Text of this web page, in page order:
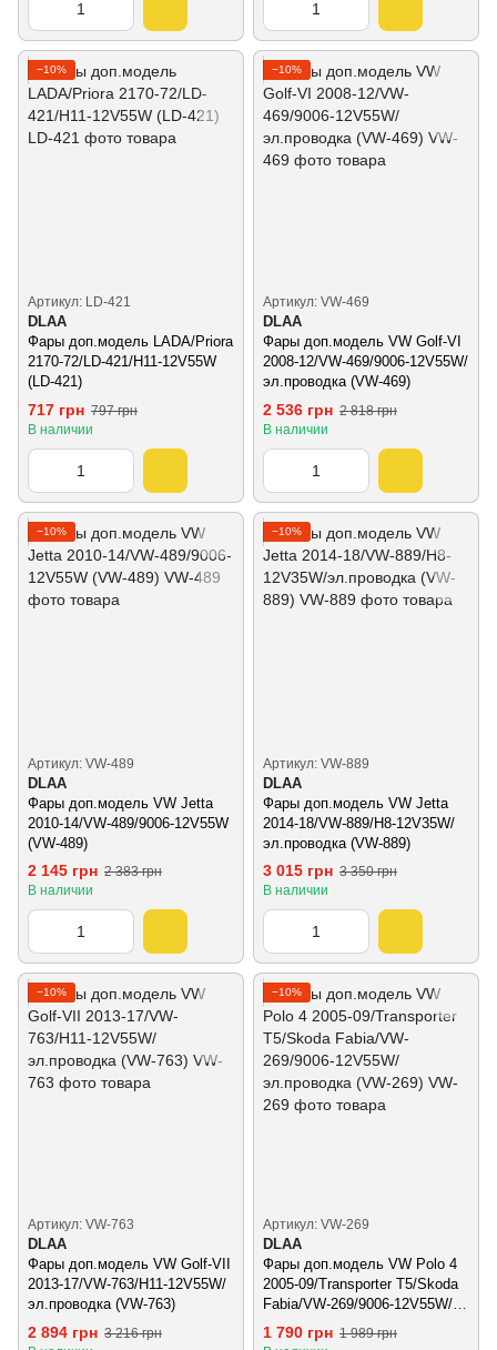
−10%
Артикул: LD-421
DLAA
Фары доп.модель LADA/Priora
2170-72/LD-421/H11-12V55W
(LD-421)
717 грн 797 грн
В наличии
−10%
Артикул: VW-469
DLAA
Фары доп.модель VW Golf-VI
2008-12/VW-469/9006-12V55W/
эл.проводка (VW-469)
2 536 грн 2 818 грн
В наличии
−10%
Артикул: VW-489
DLAA
Фары доп.модель VW Jetta
2010-14/VW-489/9006-12V55W
(VW-489)
2 145 грн 2 383 грн
В наличии
−10%
Артикул: VW-889
DLAA
Фары доп.модель VW Jetta
2014-18/VW-889/H8-12V35W/
эл.проводка (VW-889)
3 015 грн 3 350 грн
В наличии
−10%
Артикул: VW-763
DLAA
Фары доп.модель VW Golf-VII
2013-17/VW-763/H11-12V55W/
эл.проводка (VW-763)
2 894 грн 3 216 грн
−10%
Артикул: VW-269
DLAA
Фары доп.модель VW Polo 4
2005-09/Transporter T5/Skoda
Fabia/VW-269/9006-12V55W/
эл.проводка (VW-269)
1 790 грн 1 989 грн